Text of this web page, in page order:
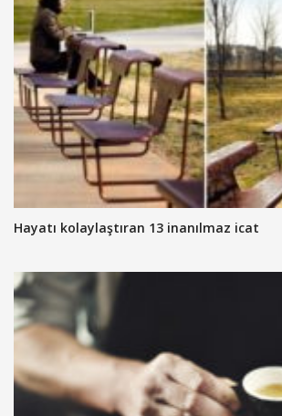
Hayatı kolaylaştıran 13 inanılmaz icat